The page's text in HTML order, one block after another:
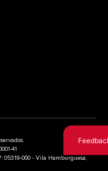
41
05319-000 - Vila Hamburguesa,